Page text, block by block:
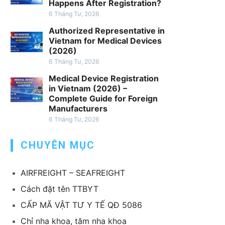
x
u
k
h
Happens After Registration?
6 Tháng Tư, 2026
Authorized Representative in
Vietnam for Medical Devices
(2026)
6 Tháng Tư, 2026
Medical Device Registration
in Vietnam (2026) –
Complete Guide for Foreign
Manufacturers
6 Tháng Tư, 2026
CHUYÊN MỤC
AIRFREIGHT – SEAFREIGHT
Cách đặt tên TTBYT
CẤP MÃ VẬT TƯ Y TẾ QĐ 5086
Chỉ nha khoa, tăm nha khoa